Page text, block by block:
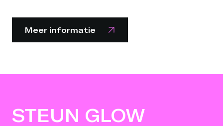
Meer informatie
STEUN GLOW